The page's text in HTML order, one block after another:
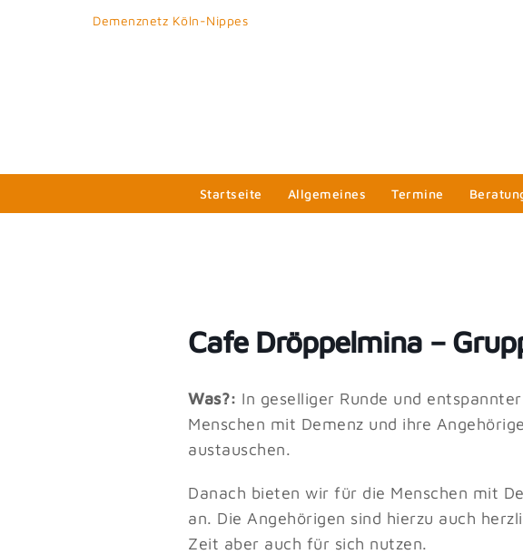
Demenznetz Köln-Nippes
Startseite Allgemeines Termine
Cafe Dröppelmina –
Was?: In geselliger Runde und
Menschen mit Demenz und ihre
austauschen.
Danach bieten wir für die Menschen mit
an. Die Angehörigen sind hierzu auch
Zeit aber auch für sich nutzen.